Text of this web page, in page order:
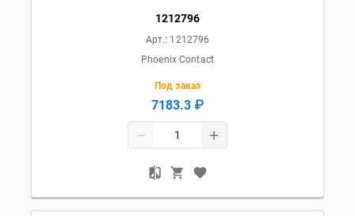
1212796
Арт.: 1212796
Phoenix Contact
Под заказ
7183.3 ₽